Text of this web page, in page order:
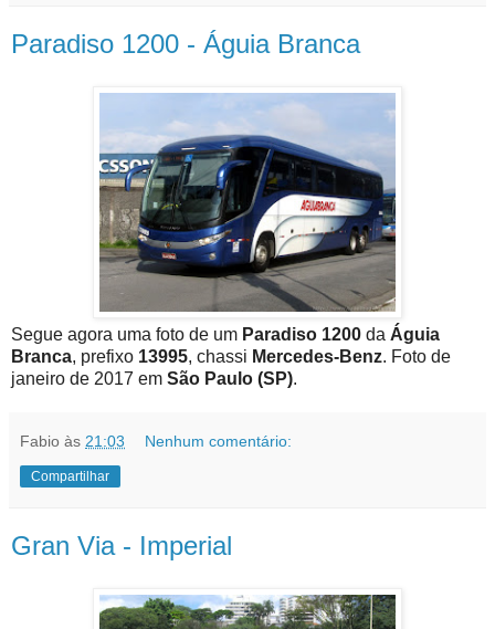
Paradiso 1200 - Águia Branca
Segue agora uma foto de um Paradiso 1200 da Águia
Branca, prefixo 13995, chassi Mercedes-Benz. Foto de
janeiro de 2017 em São Paulo (SP).
Fabio às 21:03 Nenhum comentário:
Compartilhar
Gran Via - Imperial